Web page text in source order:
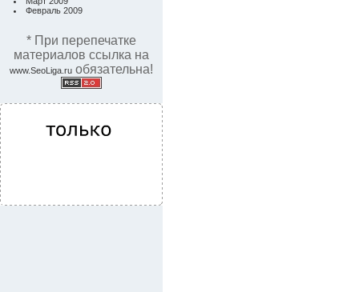
Февраль 2009
* При перепечатке
материалов ссылка на
www.SeoLiga.ru обязательна!